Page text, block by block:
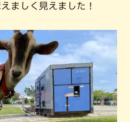
ましく見えました！